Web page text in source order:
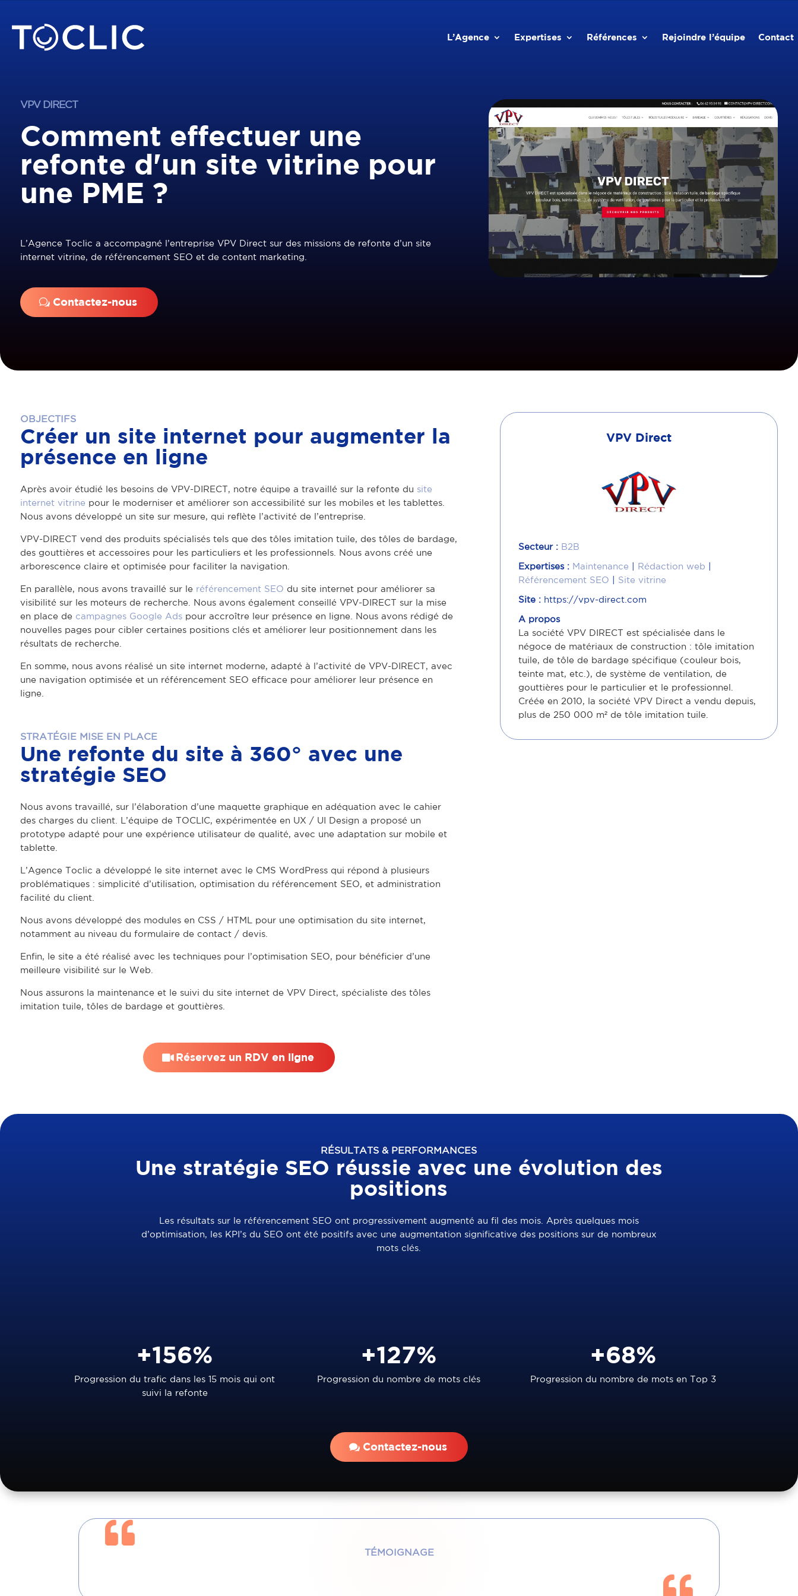
L’Agence Expertises Références Rejoindre l’équipe Contact
VPV DIRECT
Comment effectuer une
refonte d'un site vitrine pour
une PME ?
L’Agence Toclic a accompagné l’entreprise VPV Direct sur des missions de refonte d’un site
internet vitrine, de référencement SEO et de content marketing.
Contactez-nous
OBJECTIFS
Créer un site internet pour augmenter la
présence en ligne
Après avoir étudié les besoins de VPV-DIRECT, notre équipe a travaillé sur la refonte du site
internet vitrine pour le moderniser et améliorer son accessibilité sur les mobiles et les tablettes.
Nous avons développé un site sur mesure, qui reflète l’activité de l’entreprise.
VPV-DIRECT vend des produits spécialisés tels que des tôles imitation tuile, des tôles de bardage,
des gouttières et accessoires pour les particuliers et les professionnels. Nous avons créé une
arborescence claire et optimisée pour faciliter la navigation.
En parallèle, nous avons travaillé sur le référencement SEO du site internet pour améliorer sa
visibilité sur les moteurs de recherche. Nous avons également conseillé VPV-DIRECT sur la mise
en place de campagnes Google Adspour accroître leur présence en ligne. Nous avons rédigé de
nouvelles pages pour cibler certaines positions clés et améliorer leur positionnement dans les
résultats de recherche.
En somme, nous avons réalisé un site internet moderne, adapté à l’activité de VPV-DIRECT, avec
une navigation optimisée et un référencement SEO efficace pour améliorer leur présence en
ligne.
STRATÉGIE MISE EN PLACE
Une refonte du site à 360° avec une
stratégie SEO
Nous avons travaillé, sur l’élaboration d’une maquette graphique en adéquation avec le cahier
des charges du client. L’équipe de TOCLIC, expérimentée en UX / UI Design a proposé un
prototype adapté pour une expérience utilisateur de qualité, avec une adaptation sur mobile et
tablette.
L’Agence Toclic a développé le site internet avec le CMS WordPress qui répond à plusieurs
problématiques : simplicité d’utilisation, optimisation du référencement SEO, et administration
facilité du client.
Nous avons développé des modules en CSS / HTML pour une optimisation du site internet,
notamment au niveau du formulaire de contact / devis.
Enfin, le site a été réalisé avec les techniques pour l’optimisation SEO, pour bénéficier d’une
meilleure visibilité sur le Web.
Nous assurons la maintenance et le suivi du site internet de VPV Direct, spécialiste des tôles
imitation tuile, tôles de bardage et gouttières.
Réservez un RDV en ligne
VPV Direct
Secteur : B2B
Expertises : Maintenance Rédaction web
Référencement SEO
Site vitrine
Site : https://vpv-direct.com
A propos
La société VPV DIRECT est spécialisée dans le
négoce de matériaux de construction : tôle imitation
tuile, de tôle de bardage spécifique (couleur bois,
teinte mat, etc.), de système de ventilation, de
gouttières pour le particulier et le professionnel.
Créée en 2010, la société VPV Direct a vendu depuis,
plus de 250 000 m² de tôle imitation tuile.
RÉSULTATS & PERFORMANCES
Une stratégie SEO réussie avec une évolution des
positions
Les résultats sur le référencement SEO ont progressivement augmenté au fil des mois. Après quelques mois
d’optimisation, les KPI’s du SEO ont été positifs avec une augmentation significative des positions sur de nombreux
mots clés.
+156%
Progression du trafic dans les 15 mois qui ont
suivi la refonte
+127%
Progression du nombre de mots clés
+68%
Progression du nombre de mots en Top 3
Contactez-nous
TÉMOIGNAGE

